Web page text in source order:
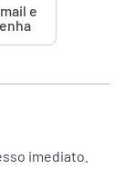
e
imediato.